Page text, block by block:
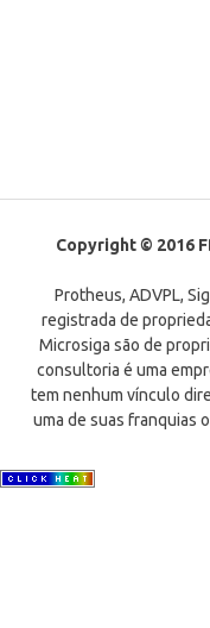
Copyright © 2016
Protheus, ADVPL,
registrada de
Microsiga são de
consultoria é uma
tem nenhum vínculo
uma de suas franquias